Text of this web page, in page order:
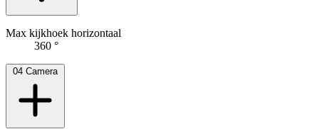
Max kijkhoek horizontaal
360 °
04 Camera